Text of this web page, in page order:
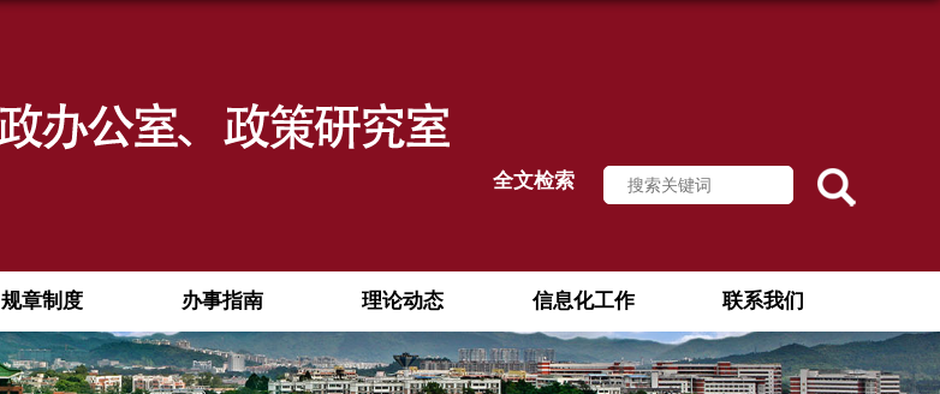
全文检索
规章制度 办事指南 理论动态 信息化工作 联系我们